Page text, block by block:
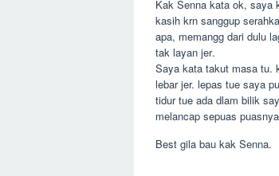
Kak Senna kata ok, saya
kasih krn sanggup
apa, memangg dari dulu
tak layan jer.
Saya kata takut masa
lebar jer. lepas tue saya
tidur tue ada dlam bilik
melancap sepuas
Best gila bau kak Senna.